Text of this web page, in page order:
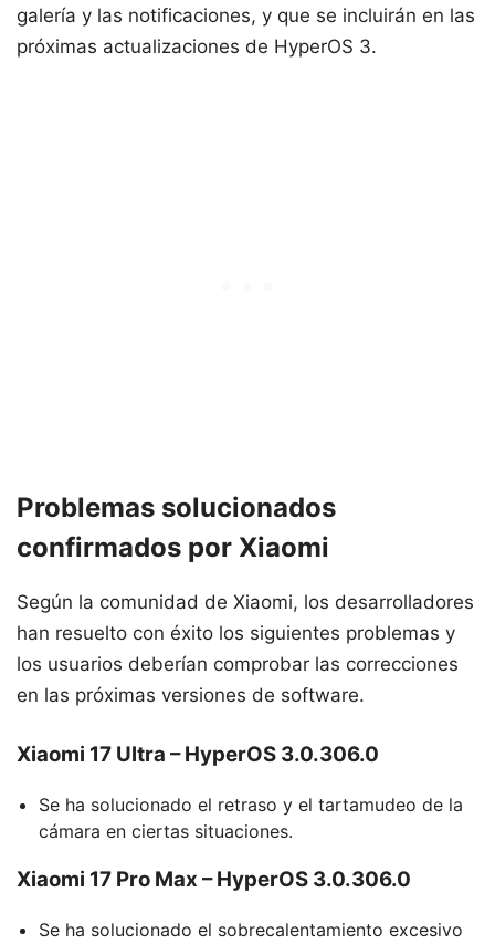
galería y las notificaciones, y que se incluirán en las
próximas actualizaciones de HyperOS 3.
Problemas solucionados
confirmados por Xiaomi
Según la comunidad de Xiaomi, los desarrolladores
han resuelto con éxito los siguientes problemas y
los usuarios deberían comprobar las correcciones
en las próximas versiones de software.
Xiaomi 17 Ultra – HyperOS 3.0.306.0
Se ha solucionado el retraso y el tartamudeo de la
cámara en ciertas situaciones.
Xiaomi 17 Pro Max – HyperOS 3.0.306.0
Se ha solucionado el sobrecalentamiento excesivo